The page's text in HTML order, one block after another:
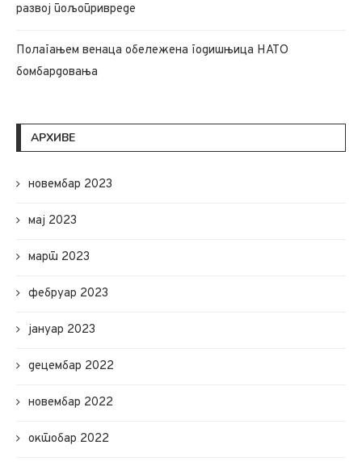
развој пољопривреде
Полагањем венаца обележена годишњица НАТО
бомбардовања
АРХИВЕ
новембар 2023
мај 2023
март 2023
фебруар 2023
јануар 2023
децембар 2022
новембар 2022
октобар 2022